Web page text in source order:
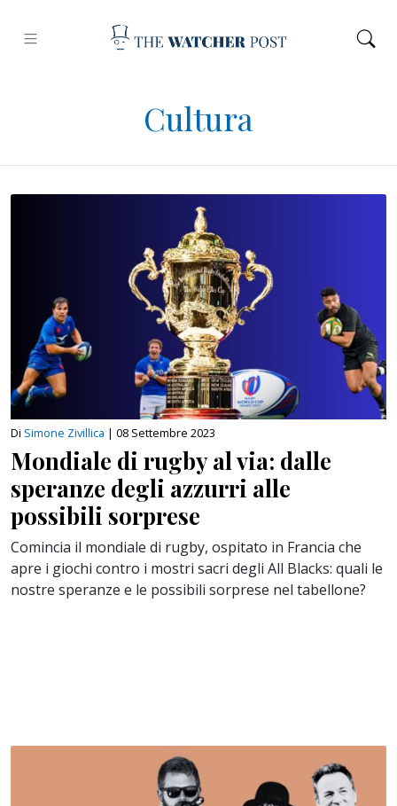
Cultura
Di Simone Zivillica | 08 Settembre 2023
Mondiale di rugby al via: dalle
speranze degli azzurri alle
possibili sorprese
Comincia il mondiale di rugby, ospitato in Francia che
apre i giochi contro i mostri sacri degli All Blacks: quali le
nostre speranze e le possibili sorprese nel tabellone?